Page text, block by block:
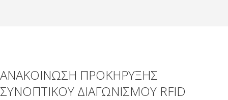
ΑΝΑΚΟΙΝΩΣΗ ΠΡΟΚΗΡΥΞΗΣ
ΣΥΝΟΠΤΙΚΟΥ ΔΙΑΓΩΝΙΣΜΟΥ RFID